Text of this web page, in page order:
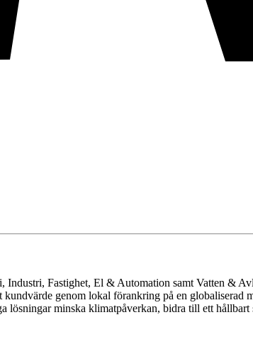
Industri, Fastighet, El & Automation samt Vatten &
genom lokal förankring på en globaliserad
minska klimatpåverkan, bidra till ett